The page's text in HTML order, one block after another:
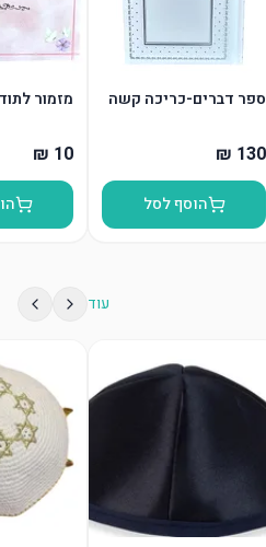
ספר דברים-כריכה קשה
הוסף לסל
מזמור
עוד